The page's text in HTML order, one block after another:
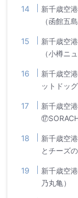
新千歳空
（函館五島
新千歳空
（小樽ニ
新千歳空
ットドッ
新千歳空
新千歳空
とチーズ
新千歳空
乃丸亀）